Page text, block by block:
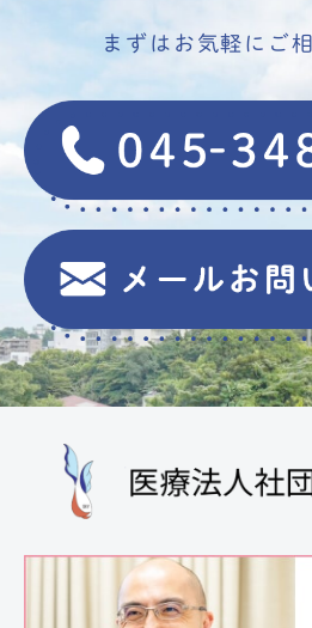
まずはお気軽にご